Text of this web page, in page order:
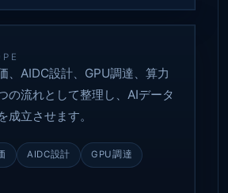
、AIDC設計、GPU調達、算力
の流れとして整理し、AIデータ
成立させます。
AIDC設計 GPU調達